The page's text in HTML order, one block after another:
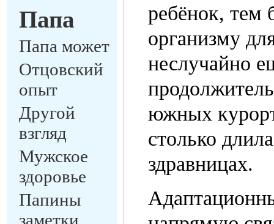
Папа
Папа может
Отцовский
опыт
Другой
взгляд
Мужское
здоровье
Папины
заметки
ребёнок, тем
организму
неслучайно
южных
столько
здравницах.